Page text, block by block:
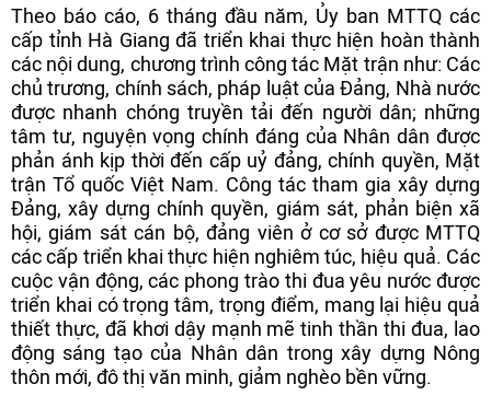
Theo báo cáo, 6 tháng đầu năm, Ủy ban MTTQ các
cấp tỉnh Hà Giang đã triển khai thực hiện hoàn thành
các nội dung, chương trình công tác Mặt trận như: Các
chủ trương, chính sách, pháp luật của Đảng, Nhà nước
được nhanh chóng truyền tải đến người dân; những
tâm tư, nguyện vọng chính đáng của Nhân dân được
phản ánh kịp thời đến cấp uỷ đảng, chính quyền, Mặt
trận Tổ quốc Việt Nam. Công tác tham gia xây dựng
Đảng, xây dựng chính quyền, giám sát, phản biện xã
hội, giám sát cán bộ, đảng viên ở cơ sở được MTTQ
các cấp triển khai thực hiện nghiêm túc, hiệu quả. Các
cuộc vận động, các phong trào thi đua yêu nước được
triển khai có trọng tâm, trọng điểm, mang lại hiệu quả
thiết thực, đã khơi dậy mạnh mẽ tinh thần thi đua, lao
động sáng tạo của Nhân dân trong xây dựng Nông
thôn mới, đô thị văn minh, giảm nghèo bền vững.